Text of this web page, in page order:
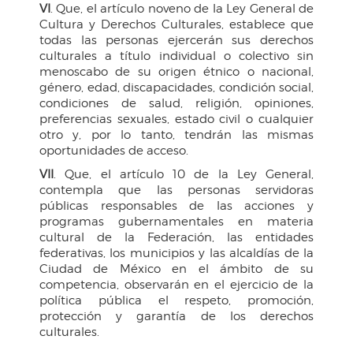
VI . Que, el artículo noveno de la Ley General de
Cultura y Derechos Culturales, establece que
todas las personas ejercerán sus derechos
culturales a título individual o colectivo sin
menoscabo de su origen étnico o nacional,
género, edad, discapacidades, condición social,
condiciones de salud, religión, opiniones,
preferencias sexuales, estado civil o cualquier
otro y, por lo tanto, tendrán las mismas
oportunidades de acceso.
VII . Que, el artículo 10 de la Ley General,
contempla que las personas servidoras
públicas responsables de las acciones y
programas gubernamentales en materia
cultural de la Federación, las entidades
federativas, los municipios y las alcaldías de la
Ciudad de México en el ámbito de su
competencia, observarán en el ejercicio de la
política pública el respeto, promoción,
protección y garantía de los derechos
culturales.